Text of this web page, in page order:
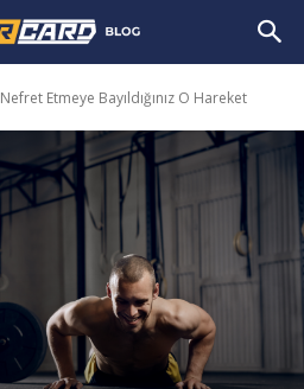
Nefret Etmeye Bayıldığınız O Hareket